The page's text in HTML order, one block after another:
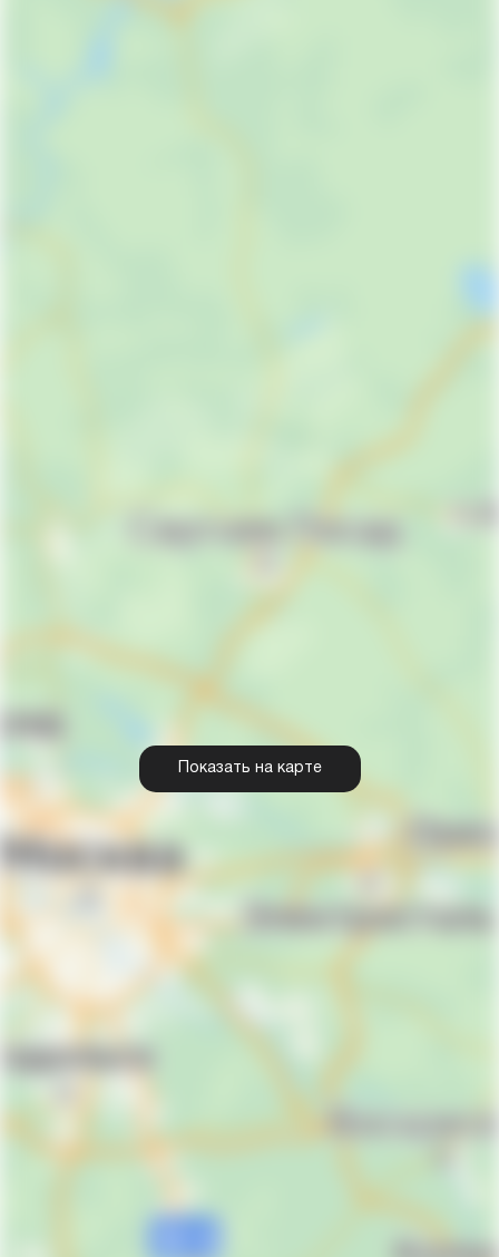
Показать на карте